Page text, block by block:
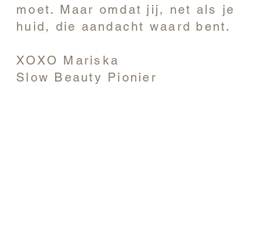
moet. Maar omdat jij, net als je
huid, die aandacht waard bent.
XOXO Mariska
Slow Beauty Pionier